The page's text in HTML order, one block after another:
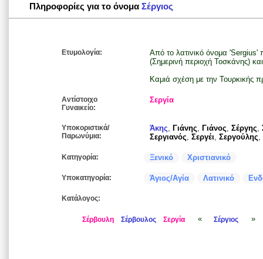
Πληροφορίες για το όνομα Σέργιος
Ετυμολογία:
Από το λατινικό όνομα 'Sergius'
(Σημερινή περιοχή Τοσκάνης)
Καμιά σχέση με την Τουρκικής
Αντίστοιχο
Γυναικείο:
Σεργία
Υποκοριστικά/
Παρωνύμια:
Άκης, Γιάνης, Γιάνος, Σέργης,
Σεργιανός, Σεργέι, Σεργούλης,
Κατηγορία: Ξενικό Χριστιανικό
Υποκατηγορία: Άγιος/Αγία Λατινικό
Κατάλογος:
Σέρβουλη Σέρβουλος Σεργία « Σέργιος »